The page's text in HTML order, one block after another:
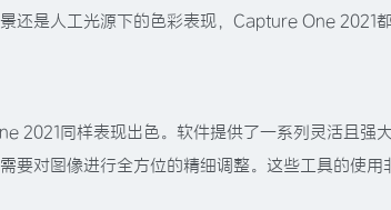
还是人工光源下的色彩表现，Capture One 2021
2021同样表现出色。软件提供了一系列灵活且强
要对图像进行全方位的精细调整。这些工具的使